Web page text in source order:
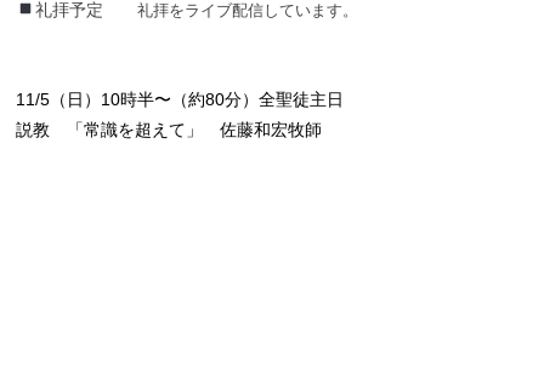
礼拝予定礼拝をライブ配信しています。
11/5（日）10時半〜（約80分）全聖徒主日
説教 「常識を超えて」 佐藤和宏牧師